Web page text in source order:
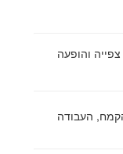
והופעה
העבודה